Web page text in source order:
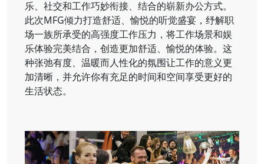
乐、社交和工作巧妙衔接、结合的崭新办公方式。
此次MFG倾力打造舒适、愉悦的听觉盛宴，纾解职
场一族所承受的高强度工作压力，将工作场景和娱
乐体验完美结合，创造更加舒适、愉悦的体验。这
种张弛有度、温暖而人性化的氛围让工作的意义更
加清晰，并允许你有充足的时间和空间享受更好的
生活状态。